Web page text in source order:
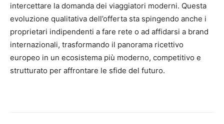
intercettare la domanda dei viaggiatori moderni. Questa
evoluzione qualitativa dell’offerta sta spingendo anche i
proprietari indipendenti a fare rete o ad affidarsi a brand
internazionali, trasformando il panorama ricettivo
europeo in un ecosistema più moderno, competitivo e
strutturato per affrontare le sfide del futuro.